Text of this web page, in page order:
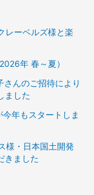
レーベルズ様と楽
年 春～夏）
さんのご招待により
ました
年もスタートしま
様・日本国土開発
きました